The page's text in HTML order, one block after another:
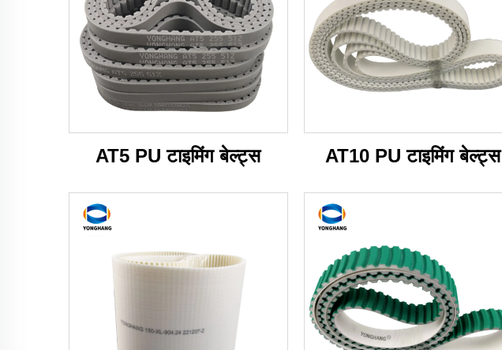
AT5 PU टाइमिंग बेल्ट्स AT10 PU टाइमिंग बेल्ट्स